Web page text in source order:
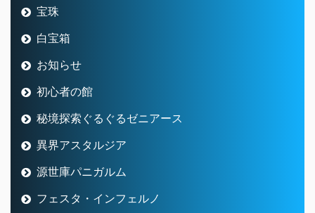
宝珠
白宝箱
お知らせ
初心者の館
秘境探索ぐるぐるゼニアース
異界アスタルジア
源世庫パニガルム
フェスタ・インフェルノ